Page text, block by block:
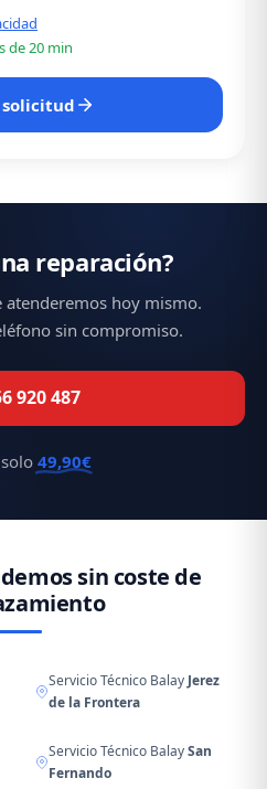
de 20 min
solicitud
reparación?
atenderemos hoy mismo.
sin compromiso.
920 487
49,90€
sin coste de
Servicio Técnico Balay Jerez
de la Frontera
Servicio Técnico BalaySan
Fernando